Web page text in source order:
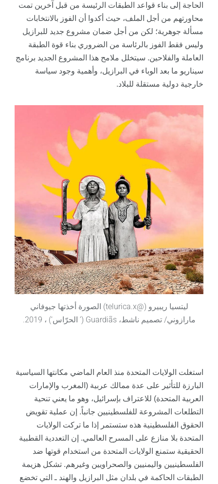
الحاجة إلى بناء قواعد الطبقات الرئيسة من قبل آخرين تمت
محاورتهم من أجل الملف، حيث أكدوا أن الفوز بالانتخابات
مسألة جوهرية؛ لكن من أجل ضمان مشروع جديد للبرازيل
وليس فقط الفوز بالرئاسة من الضروري بناء قوة الطبقة
العاملة والفلاحين. سيتخلل ملامح هذا المشروع الجديد برنامج
سيناريو ما بعد الوباء في البرازيل، وأهمية وجود سياسة
خارجية دولية مستقلة للبلاد.
ليتسيا ريبيرو (@telurica.x) الصورة أخذتها جيوفاني
مارازوني/ تصميم ناشط، Guardiãs (’ الحرّاس‘) ، 2019.
استغلت الولايات المتحدة منذ العام الماضي مكانتها السياسية
البارزة للتأثير على عدة ممالك عربية (المغرب والإمارات
العربية المتحدة) للاعتراف بإسرائيل، وهو ما يعني تنحية
التطلعات المشروعة للفلسطينيين جانباً. إن عملية تقويض
الحقوق الفلسطينية هذه ستستمر إذا ما تركت الولايات
المتحدة بلا منازع على المسرح العالمي. إن التعددية القطبية
الحقيقية ستمنع الولايات المتحدة من استخدام قوتها ضد
الفلسطينيين واليمنيين والصحراويين وغيرهم. تشكل هزيمة
الطبقات الحاكمة في بلدان مثل البرازيل والهند ـ التي تخضع